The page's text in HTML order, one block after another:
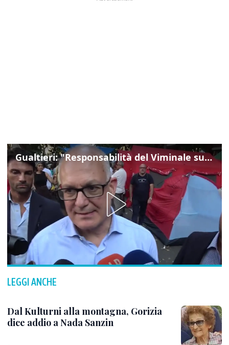
Gualtieri: "Responsabilità del Viminale su Spin Time? La posizione dei partiti è nota"
LEGGI ANCHE
Dal Kulturni alla montagna, Gorizia
dice addio a Nada Sanzin